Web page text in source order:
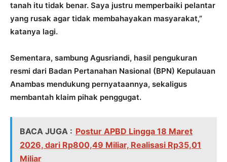
tanah itu tidak benar. Saya justru memperbaiki pelantar
yang rusak agar tidak membahayakan masyarakat,”
katanya lagi.
Sementara, sambung Agusriandi, hasil pengukuran
resmi dari Badan Pertanahan Nasional (BPN) Kepulauan
Anambas mendukung pernyataannya, sekaligus
membantah klaim pihak penggugat.
BACA JUGA : Postur APBD Lingga 18 Maret
2026, dari Rp800,49 Miliar, Realisasi Rp35,01
Miliar